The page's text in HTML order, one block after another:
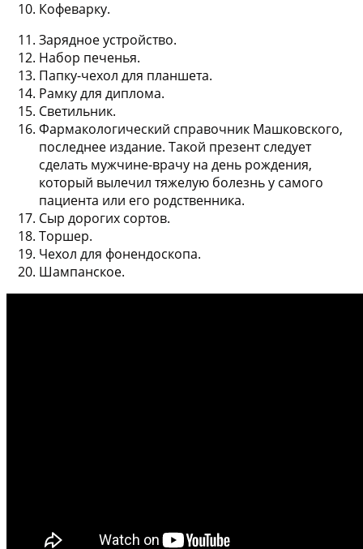
Кофеварку.
Зарядное устройство.
Набор печенья.
Папку-чехол для планшета.
Рамку для диплома.
Светильник.
Фармакологический справочник Машковского,
последнее издание. Такой презент следует
сделать мужчине-врачу на день рождения,
который вылечил тяжелую болезнь у самого
пациента или его родственника.
Сыр дорогих сортов.
Торшер.
Чехол для фонендоскопа.
Шампанское.